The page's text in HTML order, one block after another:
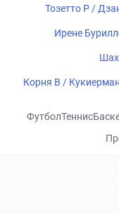
Тозетто Р /
Ирене
Шах
Корня В /
ФутболТеннис